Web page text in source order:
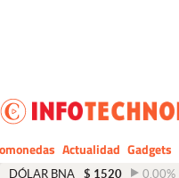
Dólar
Economía y Política
Actualidad Gadgets
DÓLAR BNA $ 1520 0.00%